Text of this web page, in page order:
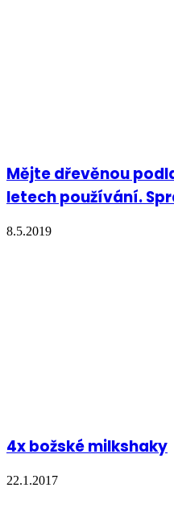
Mějte dřevěnou
letech používání.
8.5.2019
4x božské milkshaky
22.1.2017